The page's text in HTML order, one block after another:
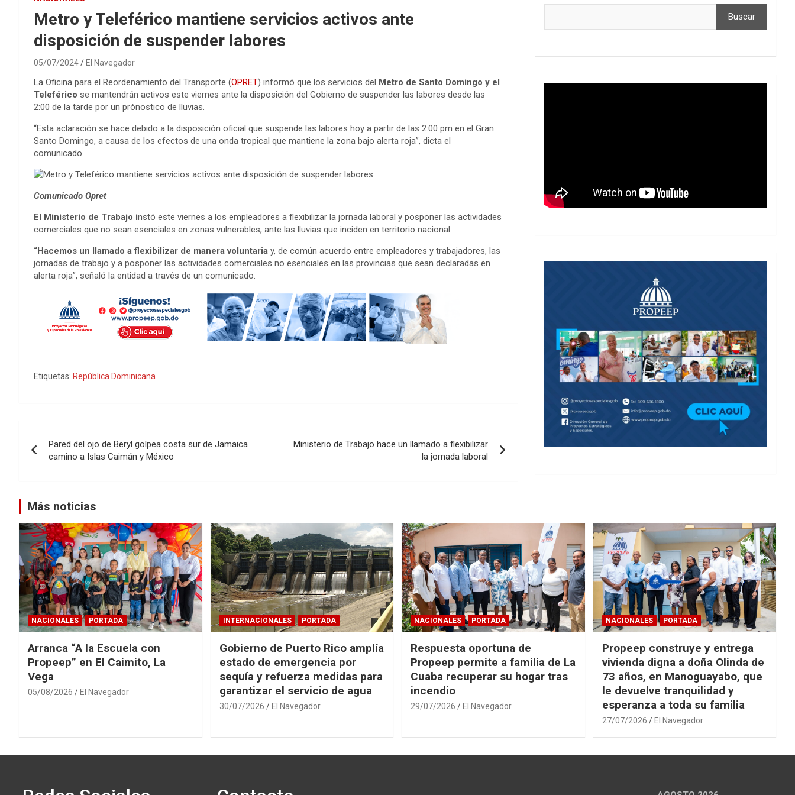
Metro y Teleférico mantiene servicios activos ante
disposición de suspender labores
05/07/2024 El Navegador
La Oficina para el Reordenamiento del Transporte (OPRET) informó que los servicios del Metro de Santo Domingo y el
Teleférico se mantendrán activos este viernes ante la disposición del Gobierno de suspender las labores desde las
2:00 de la tarde por un prónostico de lluvias.
“Esta aclaración se hace debido a la disposición oficial que suspende las labores hoy a partir de las 2:00 pm en el Gran
Santo Domingo, a causa de los efectos de una onda tropical que mantiene la zona bajo alerta roja”, dicta el
comunicado.
Comunicado Opret
El Ministerio de Trabajo instó este viernes a los empleadores a flexibilizar la jornada laboral y posponer las actividades
comerciales que no sean esenciales en zonas vulnerables, ante las lluvias que inciden en territorio nacional.
“Hacemos un llamado a flexibilizar de manera voluntaria y, de común acuerdo entre empleadores y trabajadores, las
jornadas de trabajo y a posponer las actividades comerciales no esenciales en las provincias que sean declaradas en
alerta roja”, señaló la entidad a través de un comunicado.
Etiquetas: República Dominicana
de
entradas
Pared del ojo de Beryl golpea costa sur de Jamaica
camino a Islas Caimán y México
Ministerio de Trabajo hace un llamado a flexibilizar
la jornada laboral
Buscar
Más noticias
NACIONALES PORTADA
Arranca “A la Escuela con
Propeep” en El Caimito, La
Vega
05/08/2026 El Navegador
INTERNACIONALES PORTADA
Gobierno de Puerto Rico amplía
estado de emergencia por
sequía y refuerza medidas para
garantizar el servicio de agua
30/07/2026 El Navegador
NACIONALES PORTADA
Respuesta oportuna de
Propeep permite a familia de La
Cuaba recuperar su hogar tras
incendio
29/07/2026 El Navegador
NACIONALES PORTADA
Propeep construye y entrega
vivienda digna a doña Olinda de
73 años, en Manoguayabo, que
le devuelve tranquilidad y
esperanza a toda su familia
27/07/2026 El Navegador